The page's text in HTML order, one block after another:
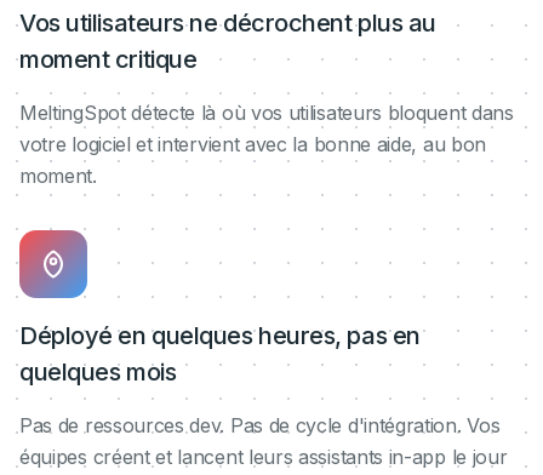
Vos utilisateurs ne décrochent plus au
moment critique
MeltingSpot détecte là où vos utilisateurs bloquent dans
votre logiciel et intervient avec la bonne aide, au bon
moment.
Déployé en quelques heures, pas en
quelques mois
Pas de ressources dev. Pas de cycle d'intégration. Vos
équipes créent et lancent leurs assistants in-app le jour